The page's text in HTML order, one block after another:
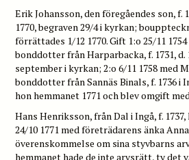
Erik Johansson, den föregåendes son, f.
1770, begraven 29/4 i kyrkan;
förrättades 1/12 1770. Gift 1:o 25/11
bonddotter från Harparbacka, f. 1731, d.
september i kyrkan; 2:o 6/11 1758 med
bonddotter från Sannäs Binals, f. 1736 i
hon hemmanet 1771 och blev omgift
Hans Henriksson, från Dal i Ingå, f.
24/10 1771 med företrädarens änka
överenskommelse om sina styvbarns
hemmanet hade de inte arvsrätt, ty det